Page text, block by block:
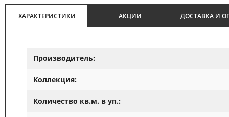
ХАРАКТЕРИСТИКИ АКЦИИ ДОСТАВКА И
Производитель:
Коллекция:
Количество кв.м. в уп.: